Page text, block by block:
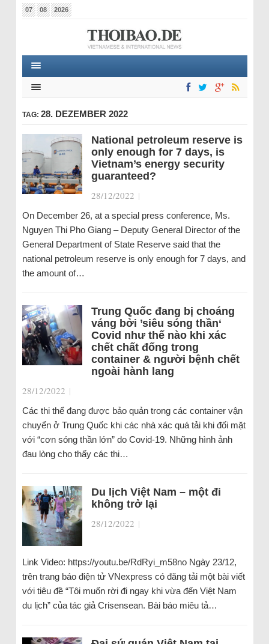
07 08 2026
TAG: 28. DEZEMBER 2022
National petroleum reserve is
only enough for 7 days, is
Vietnam’s energy security
guaranteed?
28/12/2022 |
On December 26, at a special press conference, Ms.
Nguyen Thi Pho Giang – Deputy General Director of the
General Department of State Reserve said that the
national petroleum reserve is only enough for 7 days, and
the amount of…
Trung Quốc đang bị choáng
váng bởi ’siêu sóng thần‘
Covid như thế nào khi xác
chết chất đống trong
container & người bệnh chết
ngoài hành lang
28/12/2022 |
Các thi thể đang được bảo quản trong các container vận
chuyển ở Trung Quốc khi các nhà xác quá tải khi đối mặt
với “cơn sóng thần lớn” do Covid-19. Những hình ảnh
đau lòng cho thấy các thi…
Du lịch Việt Nam – một đi
không trở lại
28/12/2022 |
Link Video: https://youtu.be/RdRyi_m58no Ngày 23/12,
trên trang báo điện tử VNexpress có đăng tải một bài viết
với tiêu đề “Tôi muốn rời đi ngay khi vừa đến Việt Nam
du lịch” của tác giả Crisensean. Bài báo miêu tả…